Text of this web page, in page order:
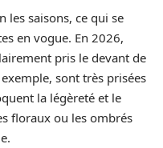
les saisons, ce qui se
en vogue. En 2026,
pris le devant de
sont très prisées
la légèreté et le
floraux ou les ombrés